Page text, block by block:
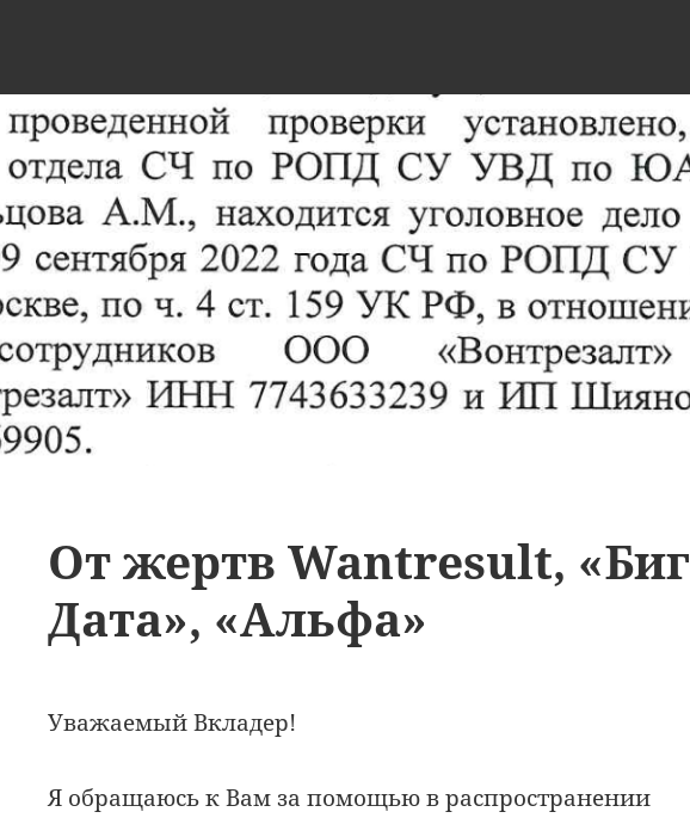
От жертв Wantresult, «Биг
Дата», «Альфа»
Уважаемый Вкладер!
Я обращаюсь к Вам за помощью в распространении